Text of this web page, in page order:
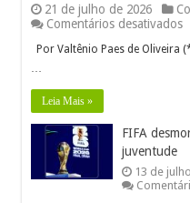
21 de julho de 2026
Comentários desativados
a
Por Valtênio Paes de Oliveira
Leia Mais »
FIFA
juventude
13 de